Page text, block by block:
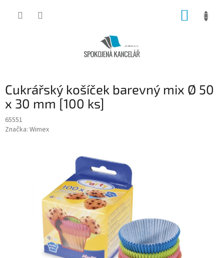
Cukrářský košíček barevný mix Ø 50
x 30 mm [100 ks]
65551
Značka: Wimex